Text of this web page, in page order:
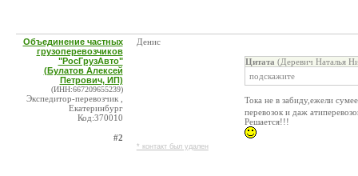
Объединение частных
грузоперевозчиков
"РосГрузАвто"
(Булатов Алексей
Петрович, ИП)
(ИНН:667209655239)
Экспедитор-перевозчик ,
Екатеринбург
Код:370010
#2
Денис
* контакт был удален
Цитата (Деревич Наталья
подскажите
Тока не в забиду,ежели
перевозок и даж
Решается!!!